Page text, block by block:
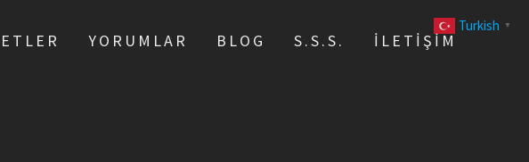
YORUMLAR BLOG S.S.S. İLETIŞIM
Turkish ▼